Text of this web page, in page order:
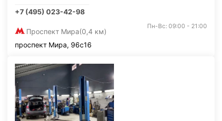
+7 (495) 023-42-98
Проспект Мира(0,4 км)
Пн-Вс: 09:00 - 21:00
проспект Мира, 96с16